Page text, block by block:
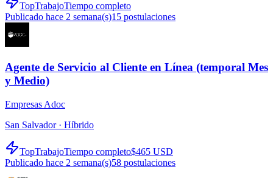
TopTrabajoTiempo completo
Publicado hace 2 semana(s)15 postulaciones
Agente de Servicio al Cliente en Línea (temporal Mes
y Medio)
Empresas Adoc
San Salvador · Híbrido
TopTrabajoTiempo completo$465 USD
Publicado hace 2 semana(s)58 postulaciones